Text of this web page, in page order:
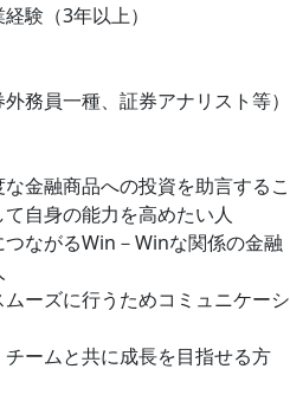
験（3年以上）
務員一種、証券アナリスト等）
金融商品への投資を助言するこ
自身の能力を高めたい人
つながるWin－Winな関係の金融
ーズに行うためコミュニケーシ
チームと共に成長を目指せる方